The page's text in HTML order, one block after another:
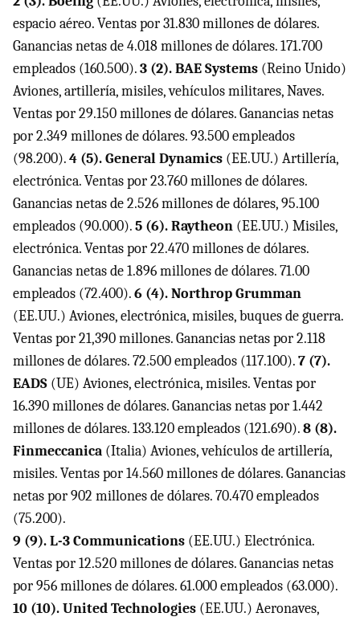
espacio aéreo. Ventas por 31.830 millones de dólares.
Ganancias netas de 4.018 millones de dólares. 171.700
empleados (160.500).3 (2). BAE Systems (Reino Unido)
Aviones, artillería, misiles, vehículos militares, Naves.
Ventas por 29.150 millones de dólares. Ganancias netas
por 2.349 millones de dólares. 93.500 empleados
(98.200).4 (5). General Dynamics (EE.UU.) Artillería,
electrónica. Ventas por 23.760 millones de dólares.
Ganancias netas de 2.526 millones de dólares, 95.100
empleados (90.000).5 (6). Raytheon (EE.UU.) Misiles,
electrónica. Ventas por 22.470 millones de dólares.
Ganancias netas de 1.896 millones de dólares. 71.00
empleados (72.400).6 (4). Northrop Grumman
(EE.UU.) Aviones, electrónica, misiles, buques de guerra.
Ventas por 21,390 millones. Ganancias netas por 2.118
millones de dólares. 72.500 empleados (117.100).7 (7).
EADS (UE) Aviones, electrónica, misiles. Ventas por
16.390 millones de dólares. Ganancias netas por 1.442
millones de dólares. 133.120 empleados (121.690).8 (8).
Finmeccanica (Italia) Aviones, vehículos de artillería,
misiles. Ventas por 14.560 millones de dólares. Ganancias
netas por 902 millones de dólares. 70.470 empleados
(75.200).
9 (9). L-3 Communications (EE.UU.) Electrónica.
Ventas por 12.520 millones de dólares. Ganancias netas
por 956 millones de dólares. 61.000 empleados (63.000).
10 (10). United Technologies (EE.UU.) Aeronaves,